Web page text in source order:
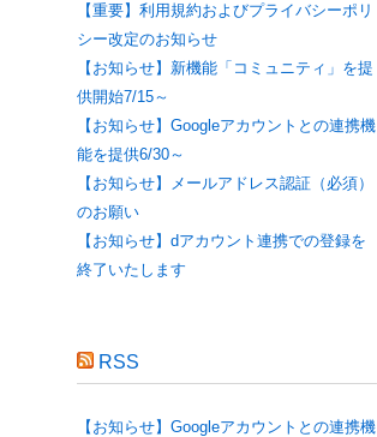
【重要】利用規約およびプライバシーポリ
シー改定のお知らせ
【お知らせ】新機能「コミュニティ」を提
供開始7/15～
【お知らせ】Googleアカウントとの連携機
能を提供6/30～
【お知らせ】メールアドレス認証（必須）
のお願い
【お知らせ】dアカウント連携での登録を
終了いたします
RSS
【お知らせ】Googleアカウントとの連携機